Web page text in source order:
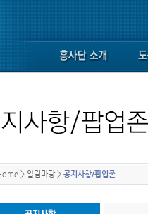
> 알림마당 > 공지사항/팝업존